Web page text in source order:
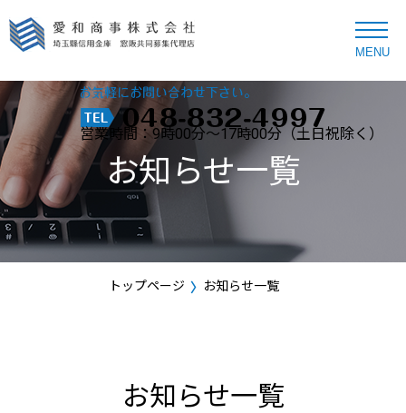
toggle
navigation
MENU
営業時間：9時00分～17時00分 （土日祝除く）
お知らせ一覧
トップページ お知らせ一覧
お知らせ一覧